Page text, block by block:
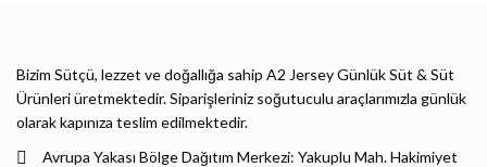
Bizim Sütçü, lezzet ve doğallığa sahip A2 Jersey Günlük Süt & Süt
Ürünleri üretmektedir. Siparişleriniz soğutuculu araçlarımızla günlük
olarak kapınıza teslim edilmektedir.
Avrupa Yakası Bölge Dağıtım Merkezi: Yakuplu Mah. Hakimiyet